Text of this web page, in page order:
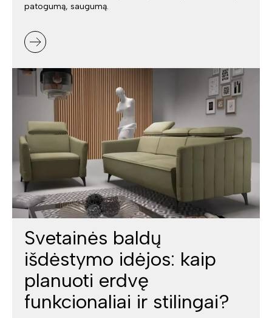
patogumą, saugumą.
Svetainės baldų
išdėstymo idėjos: kaip
planuoti erdvę
funkcionaliai ir stilingai?